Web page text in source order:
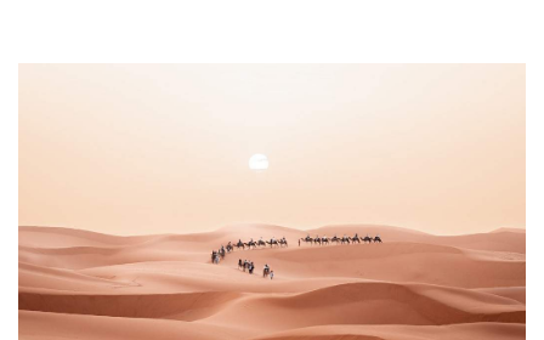
3 noches en habitación doble compartida, con desayuno,
Liebana)
Transporte 4×4 y equipo de apoyo y asistencia
Permisos
Charlas técnicas.